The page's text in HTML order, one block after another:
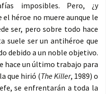
imposibles. Pero, ¿y
el héroe no muere aunque le
ser, pero sobre todo hace
suele ser un antihéroe que
debido a un noble objetivo.
hace un último trabajo para
que hirió (The Killer, 1989) o
se enfrentarán a toda la